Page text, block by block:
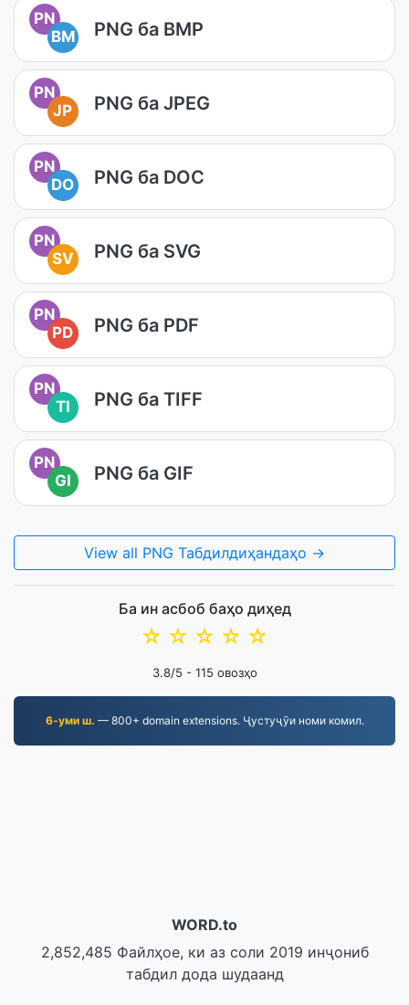
PN
BM
PNG ба BMP
PN
JP
PNG ба JPEG
PN
DO
PNG ба DOC
PN
SV
PNG ба SVG
PN
PD
PNG ба PDF
PN
TI
PNG ба TIFF
PN
GI
PNG ба GIF
View all PNG Табдилдиҳандаҳо →
Ба ин асбоб баҳо диҳед
☆
☆
☆
☆
☆
3.8/5 - 115 овозҳо
6-уми ш. — 800+ domain extensions. Ҷустуҷӯи номи комил.
WORD.to
2,852,485 Файлҳое, ки аз соли 2019 инҷониб
табдил дода шудаанд